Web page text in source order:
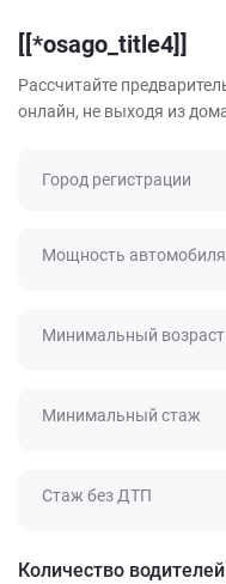
[[*osago_title4]]
Рассчитайте
онлайн, не выходя из
Город регистрации
Мощность автомобиля
Минимальный возраст
Минимальный стаж
Стаж без ДТП
Количество